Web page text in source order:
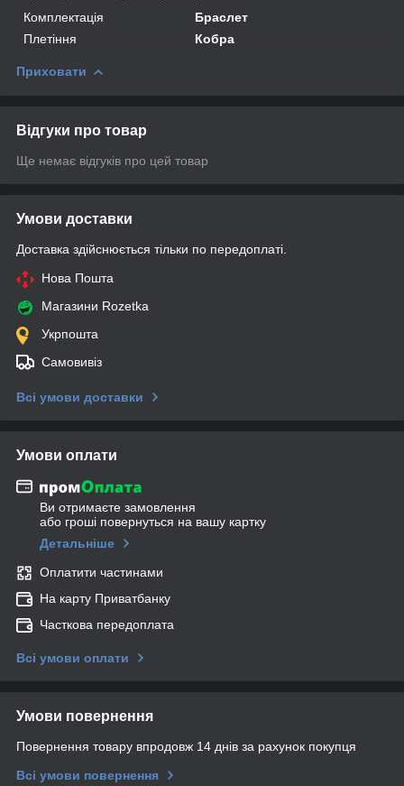
Комплектація
Браслет
Плетіння
Кобра
Приховати
Відгуки про товар
Ще немає відгуків про цей товар
Умови доставки
Доставка здійснюється тільки по передоплаті.
Нова Пошта
Магазини Rozetka
Укрпошта
Самовивіз
Всі умови доставки
Умови оплати
Ви отримаєте замовлення
або гроші повернуться на вашу картку
Детальніше
Оплатити частинами
На карту Приватбанку
Часткова передоплата
Всі умови оплати
Умови повернення
Повернення товару впродовж 14 днів за рахунок покупця
Всі умови повернення